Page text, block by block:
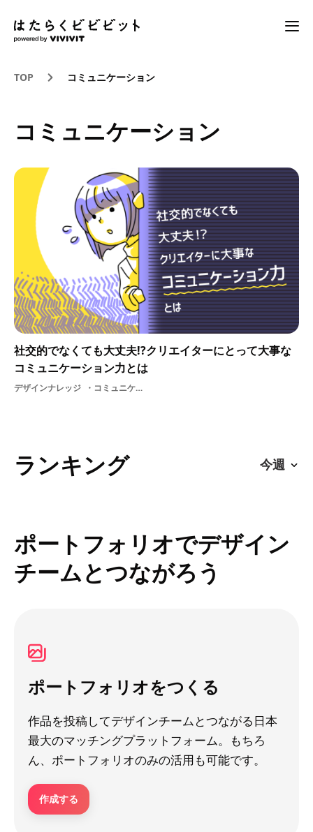
TOP コミュニケーション
コミュニケーション
社交的でなくても大丈夫!?クリエイターにとって大事な
コミュニケーション力とは
デザインナレッジ コミュニケーション職種スキルビジネス
ランキング
ポートフォリオでデザイン
チームとつながろう
ポートフォリオをつくる
作品を投稿してデザインチームとつながる日本
最大のマッチングプラットフォーム。もちろ
ん、ポートフォリオのみの活用も可能です。
作成する